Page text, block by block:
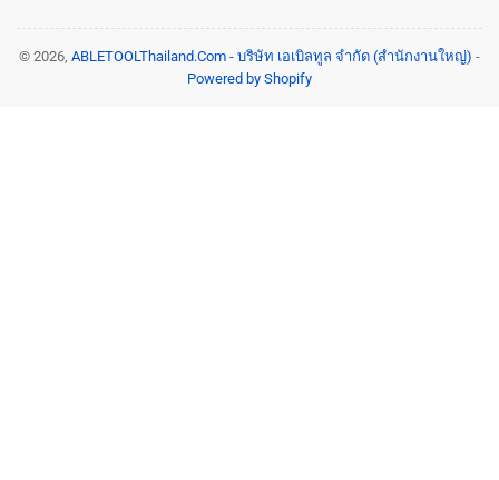
© 2026, ABLETOOLThailand.Com - บริษัท เอเบิลทูล จำกัด (สำนักงานใหญ่) -
Powered by Shopify